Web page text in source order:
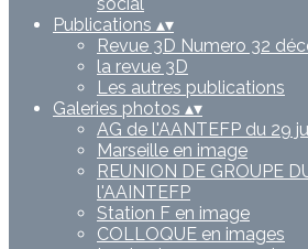
Publications ▴▾
Revue 3D Numero 32
la revue 3D
Les autres publications
Galeries photos ▴▾
AG de l'AANTEFP du 29
Marseille en image
REUNION DE GROUPE
l'AAINTEFP
Station F en image
COLLOQUE en images